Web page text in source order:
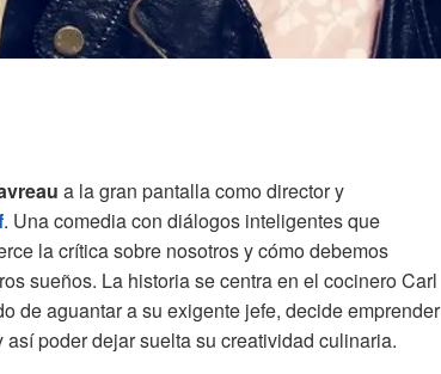
a la gran pantalla como director y
. Una comedia con diálogos inteligentes que
la crítica sobre nosotros y cómo debemos
sueños. La historia se centra en el cocinero Carl
de aguantar a su exigente jefe, decide emprender
poder dejar suelta su creatividad culinaria.